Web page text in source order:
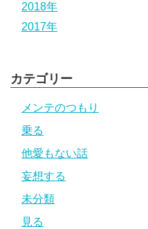
2018年
2017年
カテゴリー
メンテのつもり
乗る
他愛もない話
妄想する
未分類
見る